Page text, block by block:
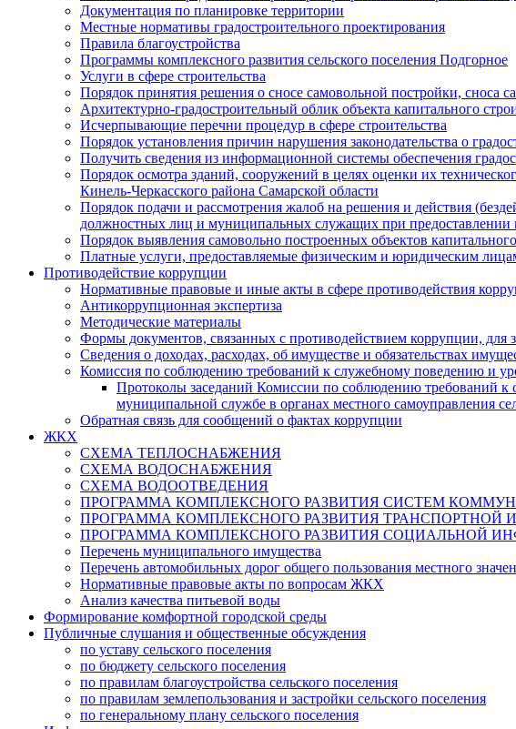
Документация по планировке территории
Местные нормативы градостроительного проектирования
Правила благоустройства
Программы комплексного развития сельского поселения Подгорное
Услуги в сфере строительства
Порядок принятия решения о сносе самовольной постройки, сноса
Архитектурно-градостроительный облик объекта капитального
Исчерпывающие перечни процедур в сфере строительства
Порядок установления причин нарушения законодательства о
Получить сведения из информационной системы обеспечения
Порядок осмотра зданий, сооружений в целях оценки их
Кинель-Черкасского района Самарской области
Порядок подачи и рассмотрения жалоб на решения и действия
должностных лиц и муниципальных служащих при предоставлении
Порядок выявления самовольно построенных объектов
Платные услуги, предоставляемые физическим и юридическим
Противодействие коррупции
Нормативные правовые и иные акты в сфере противодействия
Антикоррупционная экспертиза
Методические материалы
Формы документов, связанных с противодействием коррупции, для
Сведения о доходах, расходах, об имуществе и обязательствах
Комиссия по соблюдению требований к служебному поведению и
Протоколы заседаний Комиссии по соблюдению требований
муниципальной службе в органах местного самоуправления
Обратная связь для сообщений о фактах коррупции
ЖКХ
СХЕМА ТЕПЛОСНАБЖЕНИЯ
СХЕМА ВОДОСНАБЖЕНИЯ
СХЕМА ВОДООТВЕДЕНИЯ
ПРОГРАММА КОМПЛЕКСНОГО РАЗВИТИЯ
ПРОГРАММА КОМПЛЕКСНОГО РАЗВИТИЯ
ПРОГРАММА КОМПЛЕКСНОГО РАЗВИТИЯ СОЦИАЛЬНОЙ
Перечень муниципального имущества
Перечень автомобильных дорог общего пользования местного
Нормативные правовые акты по вопросам ЖКХ
Анализ качества питьевой воды
Формирование комфортной городской среды
Публичные слушания и общественные обсуждения
по уставу сельского поселения
по бюджету сельского поселения
по правилам благоустройства сельского поселения
по правилам землепользования и застройки сельского поселения
по генеральному плану сельского поселения